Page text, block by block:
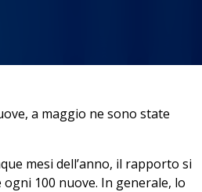
a maggio ne sono state
mesi dell’anno, il rapporto si
100 nuove. In generale, lo